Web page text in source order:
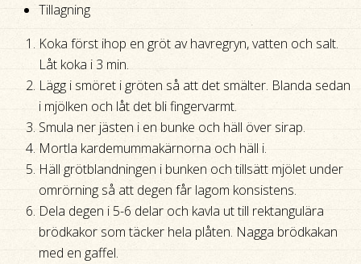
Tillagning
Koka först ihop en gröt av havregryn, vatten och salt.
Låt koka i 3 min.
Lägg i smöret i gröten så att det smälter. Blanda sedan
i mjölken och låt det bli fingervarmt.
Smula ner jästen i en bunke och häll över sirap.
Mortla kardemummakärnorna och häll i.
Häll grötblandningen i bunken och tillsätt mjölet under
omrörning så att degen får lagom konsistens.
Dela degen i 5-6 delar och kavla ut till rektangulära
brödkakor som täcker hela plåten. Nagga brödkakan
med en gaffel.